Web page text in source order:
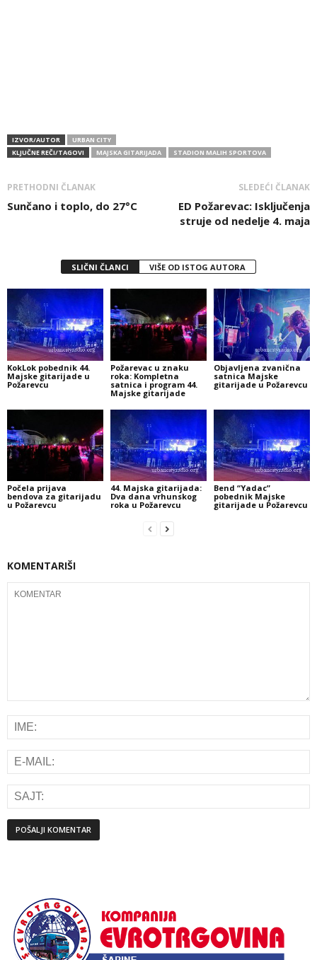
IZVOR/AUTOR
URBAN CITY
KLJUČNE REČI/TAGOVI
MAJSKA GITARIJADA STADION MALIH SPORTOVA
PRETHODNI ČLANAK
Sunčano i toplo, do 27°C
SLEDEĆI ČLANAK
ED Požarevac: Isključenja
struje od nedelje 4. maja
SLIČNI ČLANCI VIŠE OD ISTOG AUTORA
KokLok pobednik 44.
Majske gitarijade u
Požarevcu
Požarevac u znaku
roka: Kompletna
satnica i program 44.
Majske gitarijade
Objavljena zvanična
satnica Majske
gitarijade u Požarevcu
Počela prijava
bendova za gitarijadu
u Požarevcu
44. Majska gitarijada:
Dva dana vrhunskog
roka u Požarevcu
Bend “Yadac”
pobednik Majske
gitarijade u Požarevcu
KOMENTARIŠI